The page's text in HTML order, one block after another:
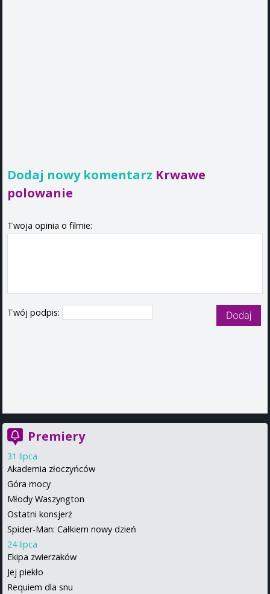
Dodaj nowy komentarz Krwawe
polowanie
Twoja opinia o filmie:
Twój podpis:
Premiery
31 lipca
Akademia złoczyńców
Góra mocy
Młody Waszyngton
Ostatni konsjerż
Spider-Man: Całkiem nowy dzień
24 lipca
Ekipa zwierzaków
Jej piekło
Requiem dla snu